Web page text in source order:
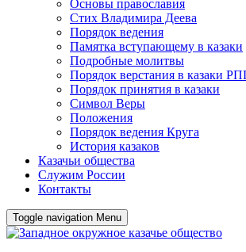
Основы православия
Стих Владимира Деева
Порядок ведения
Памятка вступающему в казаки
Подробные молитвы
Порядок верстания в казаки
Порядок принятия в казаки
Символ Веры
Положения
Порядок ведения Круга
История казаков
Казачьи общества
Служим России
Контакты
Toggle navigation Menu